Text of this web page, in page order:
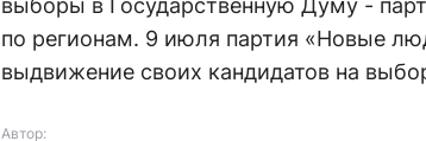
выборы в Государственную Думу -
по регионам. 9 июля партия «Новые
выдвижение своих кандидатов на
Автор: